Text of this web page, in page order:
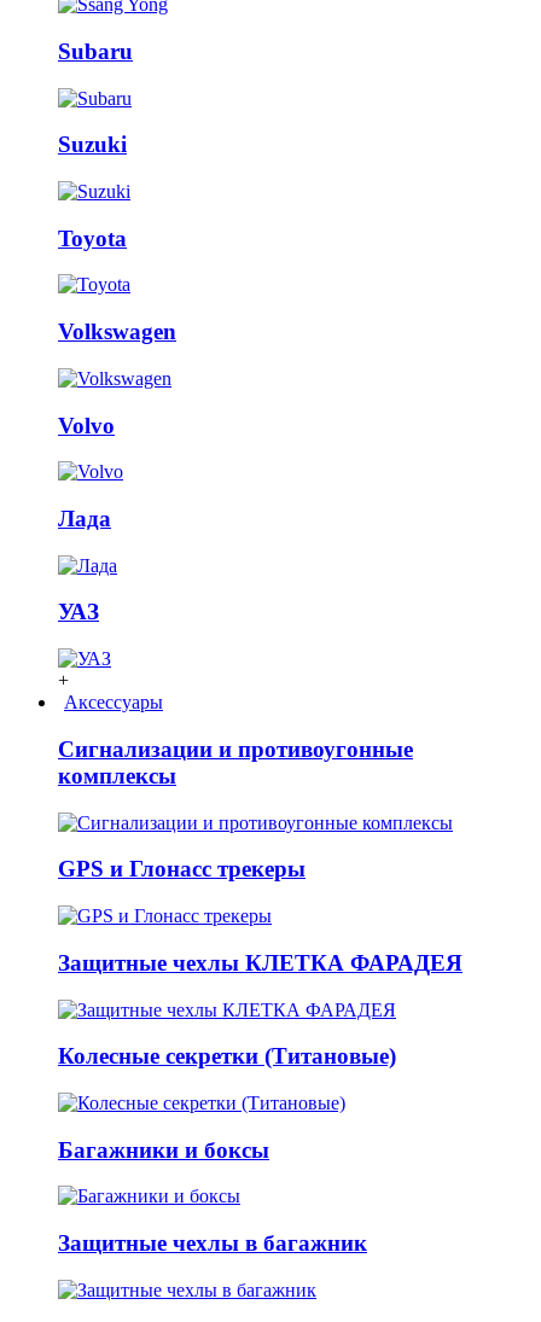
Subaru
Suzuki
Toyota
Volkswagen
Volvo
Лада
УАЗ
+
Аксессуары
Сигнализации и противоугонные
комплексы
GPS и Глонасс трекеры
Защитные чехлы КЛЕТКА ФАРАДЕЯ
Колесные секретки (Титановые)
Багажники и боксы
Защитные чехлы в багажник